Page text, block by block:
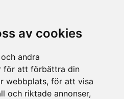
av cookies
andra
för att förbättra din
webbplats, för att visa
och riktade annonser,